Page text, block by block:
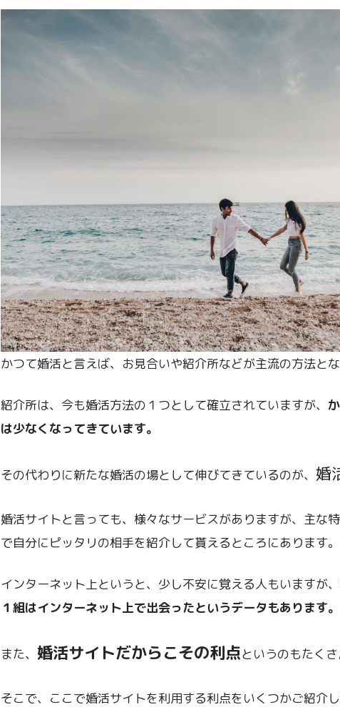
かつて婚活と言えば、お見合いや紹介所などが主流の方法とな
紹介所は、今も婚活方法の１つとして確立されていますが、
は少なくなってきています。
その代わりに新たな婚活の場として伸びてきているのが、 婚
婚活サイトと言っても、様々なサービスがありますが、主な
で自分にピッタリの相手を紹介して貰えるところにあります。
インターネット上というと、少し不安に覚える人もいますが、
１組はインターネット上で出会ったというデータもあります。
また、 婚活サイトだからこその利点というのもたくさ
そこで、ここで婚活サイトを利用する利点をいくつかご紹介し